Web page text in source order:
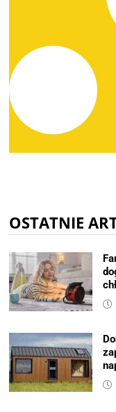
OSTATNIE